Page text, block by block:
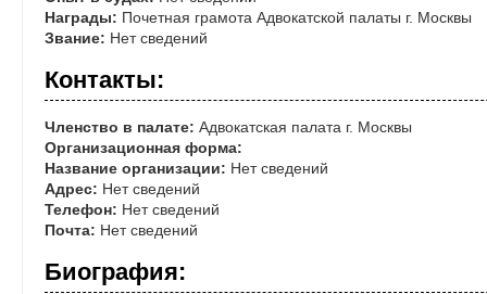
Награды: Почетная грамота Адвокатской палаты г. Москвы
Звание: Нет сведений
Контакты:
Членство в палате: Адвокатская палата г. Москвы
Организационная форма:
Название организации: Нет сведений
Адрес: Нет сведений
Телефон: Нет сведений
Почта: Нет сведений
Биография: